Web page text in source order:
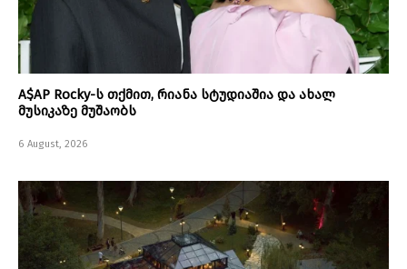
A$AP Rocky-ს თქმით, რიანა სტუდიაშია და ახალ
მუსიკაზე მუშაობს
6 August, 2026